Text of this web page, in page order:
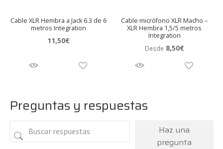
Cable XLR Hembra a Jack 6.3 de 6
metros Integration
11,50€
Cable micrófono XLR Macho –
XLR Hembra 1,5/5 metros
Integration
Desde 8,50€
Preguntas y respuestas
Haz una
pregunta